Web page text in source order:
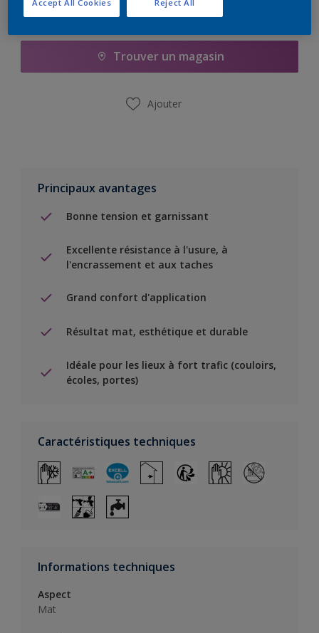
Ajouter à la liste d’achats
Trouver un magasin
Ajouter
Principaux avantages
Bonne tension et garnissant
Excellente résistance à l'usure, à
l'encrassement et aux taches
Grand confort d'application
Résultat mat, esthétique et durable
Idéale pour les lieux à fort trafic (couloirs,
écoles, portes)
Caractéristiques techniques
Informations techniques
Aspect
Mat
Reject All
Accept All Cookies